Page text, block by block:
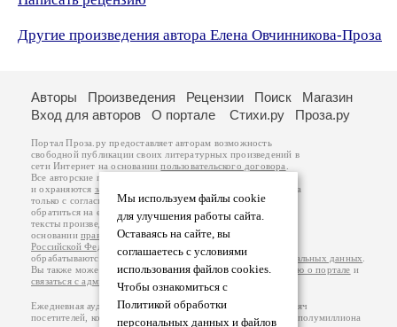
Другие произведения автора Елена Овчинникова-Проза
Мы используем файлы cookie
для улучшения работы сайта.
Оставаясь на сайте, вы
соглашаетесь с условиями
использования файлов cookies.
Чтобы ознакомиться с
Политикой обработки
персональных данных и файлов
Авторы Произведения Рецензии Поиск
Магазин
Вход для авторов
О портале Стихи.ру Проза.ру
Портал Проза.ру предоставляет авторам возможность
свободной публикации своих литературных произведений в
сети Интернет на основаниипользовательского договора
Все авторские права на произведения принадлежат авторам
и охраняются законом
. Перепечатка произведений возможна
только с согласия его автора, к которому вы можете
обратиться на его авторской странице. Ответственность за
тексты произведений авторы несут самостоятельно на
основанииправил публикацииизаконодательства
Российской Федерации
обрабатываются на основанииПолитики обработки персональных данных
Вы также можете посмотреть более подробнуюинформацию о портале и
связаться с администрацией
Ежедневная аудитория портала Проза.ру – порядка 100 тысяч
посетителей, которые в общей сумме просматривают более полумиллиона